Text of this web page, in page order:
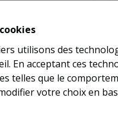
utilisons des
En acceptant ces
telles que le
votre choix en